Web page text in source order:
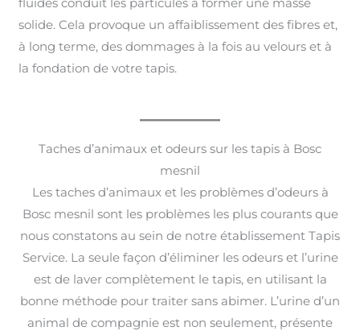
solide. Cela provoque un affaiblissement des fibres et,
à long terme, des dommages à la fois au velours et à
la fondation de votre tapis.
Taches d’animaux et odeurs sur les tapis à Bosc
mesnil
Les taches d’animaux et les problèmes d’odeurs à
Bosc mesnil sont les problèmes les plus courants que
nous constatons au sein de notre établissement Tapis
Service. La seule façon d’éliminer les odeurs et l’urine
est de laver complètement le tapis, en utilisant la
bonne méthode pour traiter sans abimer. L’urine d’un
animal de compagnie est non seulement, présente